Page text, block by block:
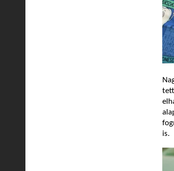
is.